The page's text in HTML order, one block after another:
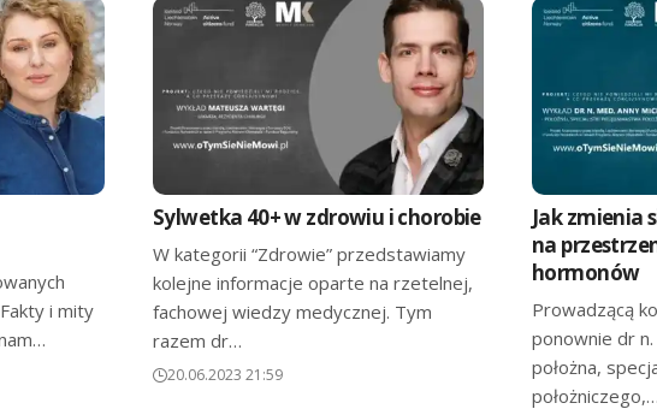
i mity
Sylwetka 40+ w zdrowiu i chorobie
W kategorii “Zdrowie” przedstawiamy
kolejne informacje oparte na rzetelnej,
fachowej wiedzy medycznej. Tym
razem dr…
20.06.2023 21:59
Jak zmienia
na
hormonów
Prowadzącą
ponownie dr n.
położna,
położniczego,…